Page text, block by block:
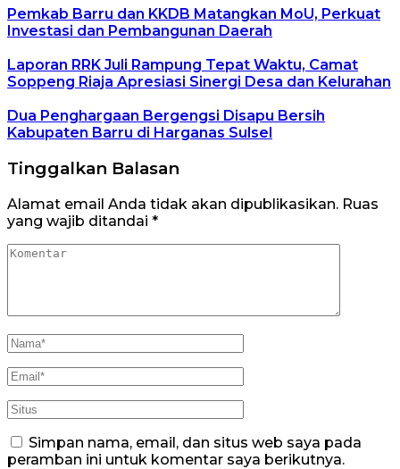
Pemkab Barru dan KKDB Matangkan MoU, Perkuat
Investasi dan Pembangunan Daerah
Laporan RRK Juli Rampung Tepat Waktu, Camat
Soppeng Riaja Apresiasi Sinergi Desa dan Kelurahan
Dua Penghargaan Bergengsi Disapu Bersih
Kabupaten Barru di Harganas Sulsel
Tinggalkan Balasan
Alamat email Anda tidak akan dipublikasikan. Ruas
yang wajib ditandai *
Simpan nama, email, dan situs web saya pada
peramban ini untuk komentar saya berikutnya.